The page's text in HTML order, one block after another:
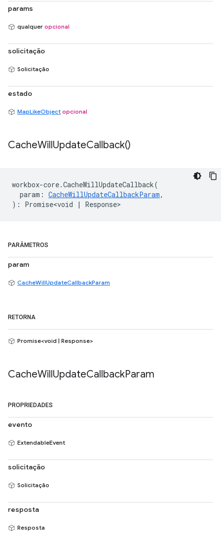
params
qualquer opcional
solicitação
Solicitação
estado
MapLikeObject opcional
CacheWillUpdateCallback()
workbox-core.CacheWillUpdateCallback(
param : CacheWillUpdateCallbackParam,
) : Promise<void | Response>
PARÂMETROS
param
CacheWillUpdateCallbackParam
RETORNA
Promise<void | Response>
CacheWillUpdateCallbackParam
PROPRIEDADES
evento
ExtendableEvent
solicitação
Solicitação
resposta
Resposta